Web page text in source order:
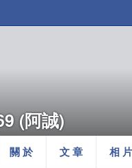
關 於 文 章 相 片
(阿誠)